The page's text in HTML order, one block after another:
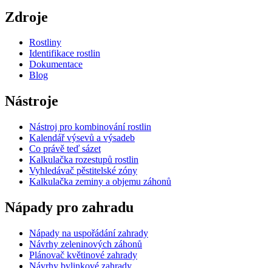
Zdroje
Rostliny
Identifikace rostlin
Dokumentace
Blog
Nástroje
Nástroj pro kombinování rostlin
Kalendář výsevů a výsadeb
Co právě teď sázet
Kalkulačka rozestupů rostlin
Vyhledávač pěstitelské zóny
Kalkulačka zeminy a objemu záhonů
Nápady pro zahradu
Nápady na uspořádání zahrady
Návrhy zeleninových záhonů
Plánovač květinové zahrady
Návrhy bylinkové zahrady